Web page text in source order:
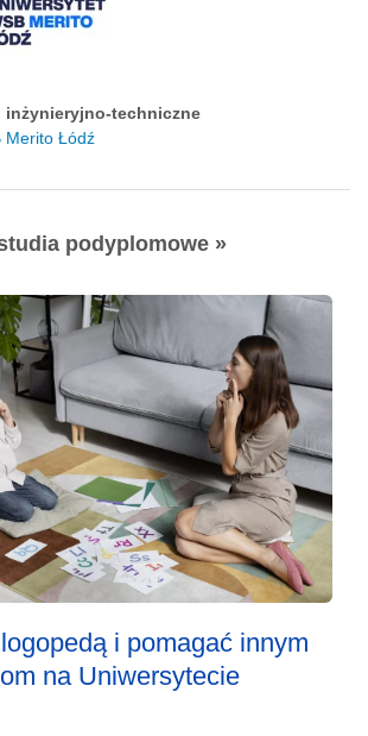
inżynieryjno-techniczne
Merito Łódź
podyplomowe »
i pomagać innym
na Uniwersytecie